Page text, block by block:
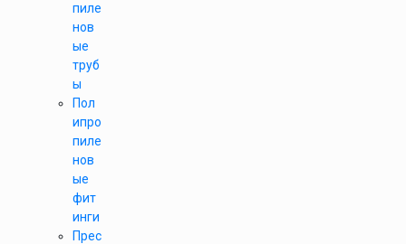
пиле
нов
ые
труб
ы
Пол
ипро
пиле
нов
ые
фит
инги
Прес